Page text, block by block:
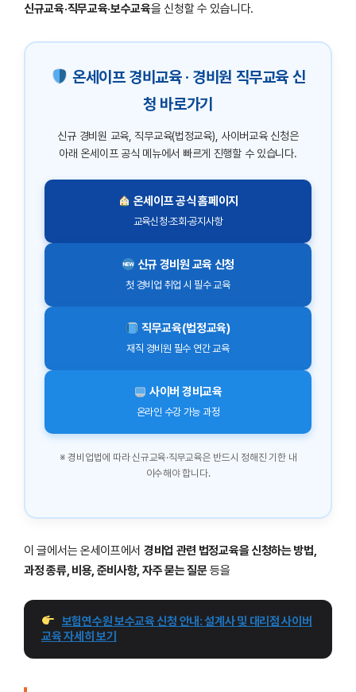
신규교육·직무교육·보수교육을 신청할 수 있습니다.
온세이프 경비교육 · 경비원 직무교육 신
청 바로가기
신규 경비원 교육, 직무교육(법정교육), 사이버교육 신청은
아래 온세이프 공식 메뉴에서 빠르게 진행할 수 있습니다.
온세이프 공식 홈페이지
교육신청·조회·공지사항
신규 경비원 교육 신청
첫 경비업 취업 시 필수 교육
직무교육(법정교육)
재직 경비원 필수 연간 교육
사이버 경비교육
온라인 수강 가능 과정
※ 경비업법에 따라 신규교육·직무교육은 반드시 정해진 기한 내
이수해야 합니다.
이 글에서는 온세이프에서 경비업 관련 법정교육을 신청하는 방법,
과정 종류, 비용, 준비사항, 자주 묻는 질문등을
보험연수원 보수교육 신청 안내: 설계사 및 대리점 사이버
교육 자세히 보기